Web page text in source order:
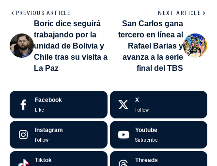
PREVIOUS ARTICLE
Boric dice seguirá
trabajando por la
unidad de Bolivia y
Chile tras su visita a
La Paz
NEXT ARTICLE
San Carlos gana
tercero en línea al
Rafael Barias y
avanza a la serie
final del TBS
Facebook
Like
X
Follow
Instagram
Follow
Youtube
Subscribe
Tiktok Threads